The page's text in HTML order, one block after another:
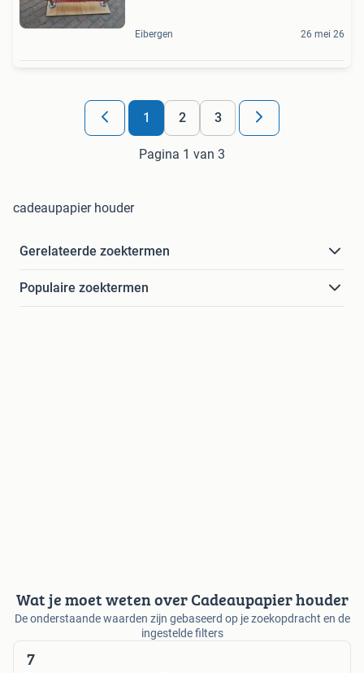
Eibergen 26 mei 26
1 2 3
Pagina 1 van 3
cadeaupapier houder
Gerelateerde zoektermen
Populaire zoektermen
Wat je moet weten over Cadeaupapier houder
De onderstaande waarden zijn gebaseerd op je zoekopdracht en de
ingestelde filters
7